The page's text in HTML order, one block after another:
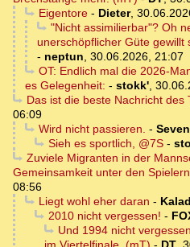
Eigentore- Dieter,
"Nicht assimilierbar"? Oh
unerschöpflicher Güte
- neptun, 30.06.2026, 21:07
OT: Endlich mal die 2026-
es Gelegenheit: - stokk',
Das ist die beste Nachricht des
06:09
Wird nicht passieren. -
Sieh es sportlich, @7S-
Zuviele Migranten in der
Gemeinsamkeit unter den Spielern
08:56
Liegt wohl eher daran -
2010 nicht vergessen! -
Und 1994 nicht